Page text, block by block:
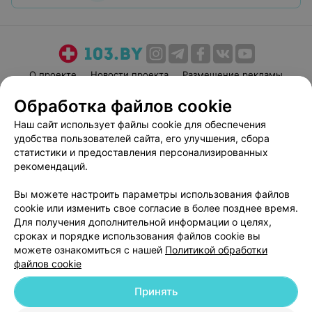
О проекте Новости проекта
Размещение рекламы
Пользовательское соглашение
Способы оплаты
Вакансии
Партнеры
Написать руководителю 103.by
Персональные настройки cookie
Обработка персональных данных
© 2026 ООО «Артокс Лаб», УНП 191700409| 220012, Республика Беларусь,
Обработка файлов cookie
Наш сайт использует файлы cookie для обеспечения
удобства пользователей сайта, его улучшения, сбора
статистики и предоставления персонализированных
рекомендаций.
Вы можете настроить параметры использования файлов
cookie или изменить свое согласие в более позднее время.
Для получения дополнительной информации о целях,
сроках и порядке использования файлов cookie вы
можете ознакомиться с нашей Политикой обработки
файлов cookie
Принять